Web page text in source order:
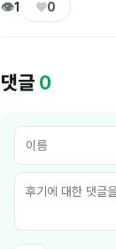
👁1 ♥0
댓글 0